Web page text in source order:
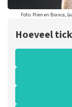
Foto: Plien en Bianca,
Hoeveel